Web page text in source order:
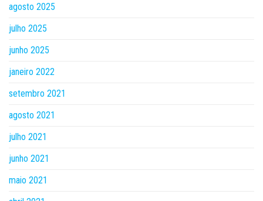
agosto 2025
julho 2025
junho 2025
janeiro 2022
setembro 2021
agosto 2021
julho 2021
junho 2021
maio 2021